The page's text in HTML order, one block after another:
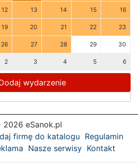
12 13 14 15 16
19 20 21 22 23
26 27 28 29 30
2 3 4 5 6
wydarzenie
eSanok.pl
firmę do katalogu Regulamin
Nasze serwisy Kontakt